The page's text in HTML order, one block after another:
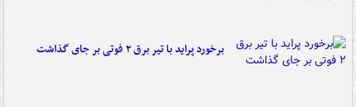
برخورد پراید با تیر برق ۲ فوتی بر جای گذاشت